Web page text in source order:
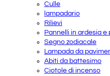
Culle
lampadario
Rilievi
Pannelli in ardesia
Segno zodiacale
Lampada da
Abiti da battesimo
Ciotole di incenso